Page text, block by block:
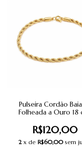
Pulseira Cordão
Folheada a Ouro 18
R$120,00
2 x de R$60,00 sem